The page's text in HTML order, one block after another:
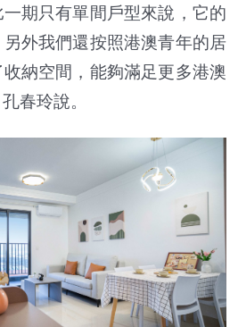
期只有單間戶型來說，它的
外我們還按照港澳青年的居
納空間，能夠滿足更多港澳
春玲說。